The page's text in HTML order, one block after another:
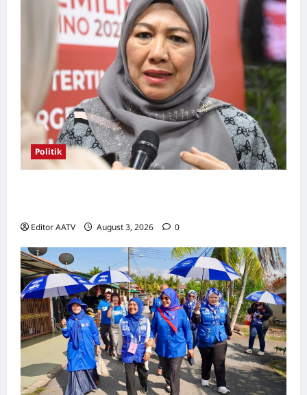
Politik
Editor AATV August 3, 2026 0